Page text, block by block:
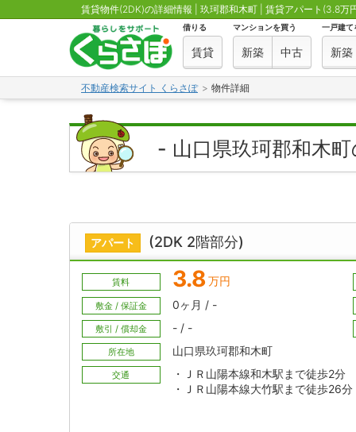
賃貸物件(2DK)の詳細情報 | 玖珂郡和木町 | 賃貸アパート(3.8万
借りる
賃貸
マンションを買う
新築 中古
一戸建て
新築
不動産検索サイト くらさぽ 物件詳細
- 山口県玖珂郡和木
アパート (2DK 2階部分)
賃料 3.8万円
敷金 / 保証金 0ヶ月 / -
敷引 / 償却金 - / -
所在地 山口県玖珂郡和木町
交通
・ＪＲ山陽本線和木駅まで徒歩2分
・ＪＲ山陽本線大竹駅まで徒歩26分